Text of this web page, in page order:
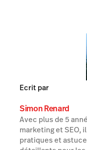
Ecrit par
Simon Renard
Avec plus de 5
marketing et SEO,
pratiques et